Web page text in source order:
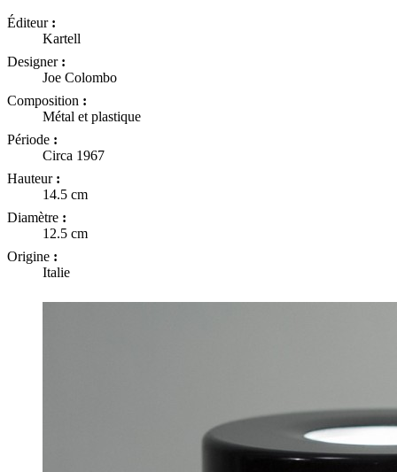
Éditeur :
Kartell
Designer :
Joe Colombo
Composition :
Métal et plastique
Période :
Circa 1967
Hauteur :
14.5 cm
Diamètre :
12.5 cm
Origine :
Italie